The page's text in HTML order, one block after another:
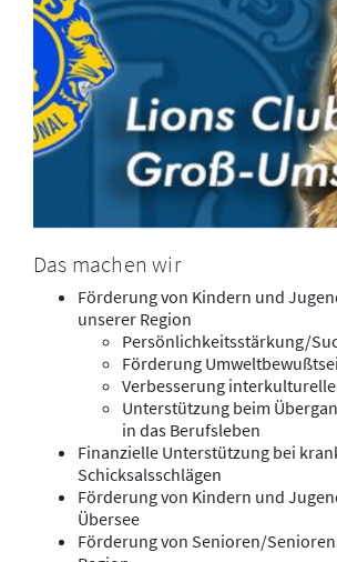
Das machen wir
Förderung von Kindern und
unserer Region
Persönlichkeitsstärkung/
Förderung
Verbesserung
Unterstützung beim
in das Berufsleben
Finanzielle Unterstützung bei
Schicksalsschlägen
Förderung von Kindern und
Übersee
Förderung von Senioren/